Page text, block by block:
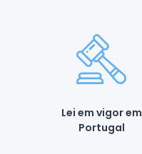
Lei em vigor em
Portugal